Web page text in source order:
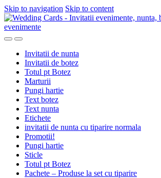
Skip to navigation Skip to content
Invitatii de nunta
Invitatii de botez
Totul pt Botez
Marturii
Pungi hartie
Text botez
Text nunta
Etichete
invitatii de nunta cu tiparire normala
Promotii!
Pungi hartie
Sticle
Totul pt Botez
Pachete – Produse la set cu tiparire